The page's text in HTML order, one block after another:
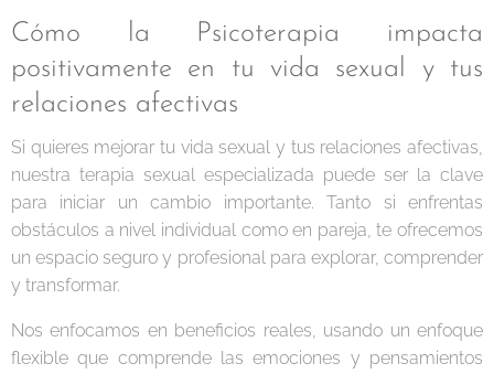
Cómo la Psicoterapia impacta
positivamente en tu vida sexual y tus
relaciones afectivas
Si quieres mejorar tu vida sexual y tus relaciones afectivas,
nuestra terapia sexual especializada puede ser la clave
para iniciar un cambio importante. Tanto si enfrentas
obstáculos a nivel individual como en pareja, te ofrecemos
un espacio seguro y profesional para explorar, comprender
y transformar.
Nos enfocamos en beneficios reales, usando un enfoque
flexible que comprende las emociones y pensamientos